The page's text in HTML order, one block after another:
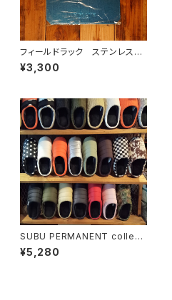
フィールドラック ステンレス天
板 ハーフ
¥3,300
SUBU PERMANENT collecti
on
¥5,280